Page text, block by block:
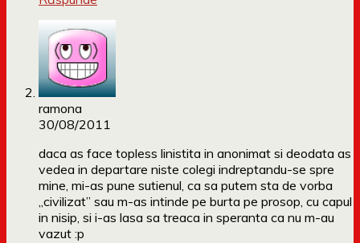
ramona
30/08/2011
daca as face topless linistita in anonimat si deodata as
vedea in departare niste colegi indreptandu-se spre
mine, mi-as pune sutienul, ca sa putem sta de vorba
„civilizat” sau m-as intinde pe burta pe prosop, cu capul
in nisip, si i-as lasa sa treaca in speranta ca nu m-au
vazut :p